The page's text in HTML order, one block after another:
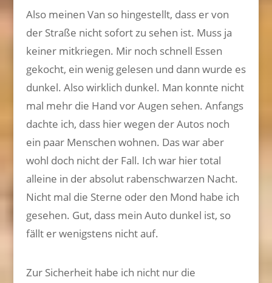
Also meinen Van so hingestellt, dass er von
der Straße nicht sofort zu sehen ist. Muss ja
keiner mitkriegen. Mir noch schnell Essen
gekocht, ein wenig gelesen und dann wurde es
dunkel. Also wirklich dunkel. Man konnte nicht
mal mehr die Hand vor Augen sehen. Anfangs
dachte ich, dass hier wegen der Autos noch
ein paar Menschen wohnen. Das war aber
wohl doch nicht der Fall. Ich war hier total
alleine in der absolut rabenschwarzen Nacht.
Nicht mal die Sterne oder den Mond habe ich
gesehen. Gut, dass mein Auto dunkel ist, so
fällt er wenigstens nicht auf.
Zur Sicherheit habe ich nicht nur die